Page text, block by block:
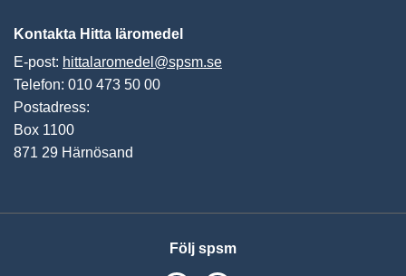
Kontakta Hitta läromedel
E-post: hittalaromedel@spsm.se
Telefon: 010 473 50 00
Postadress:
Box 1100
871 29 Härnösand
Följ spsm